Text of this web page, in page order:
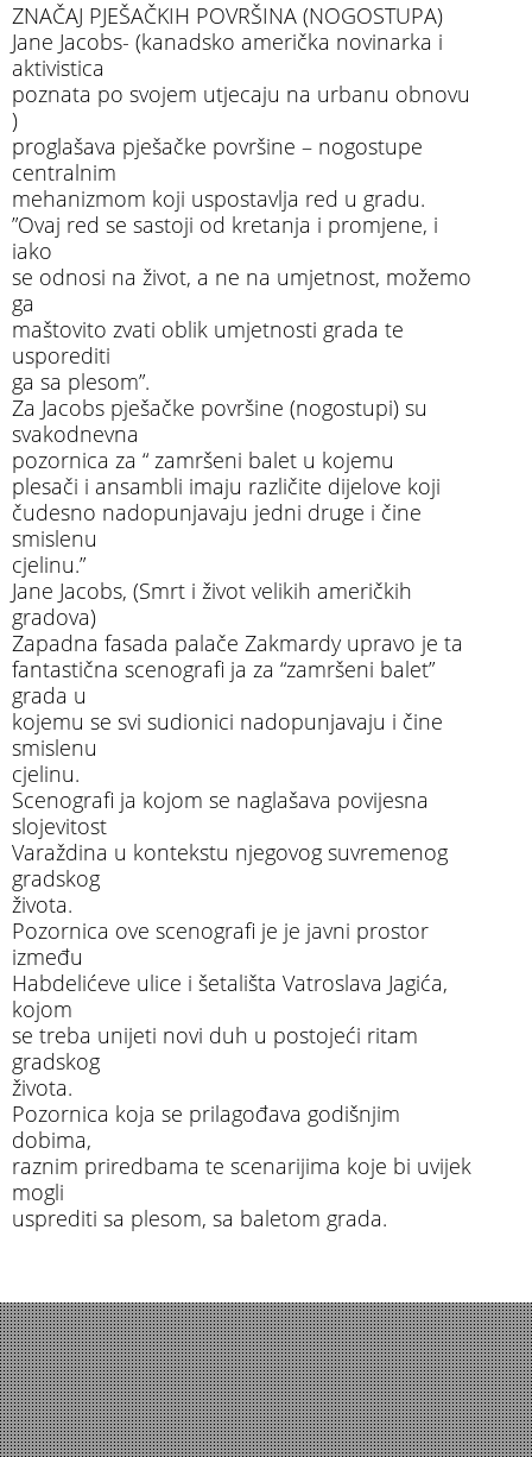
ZNAČAJ PJEŠAČKIH POVRŠINA (NOGOSTUPA)
Jane Jacobs- (kanadsko američka novinarka i
aktivistica
poznata po svojem utjecaju na urbanu obnovu
)
proglašava pješačke površine – nogostupe
centralnim
mehanizmom koji uspostavlja red u gradu.
”Ovaj red se sastoji od kretanja i promjene, i
iako
se odnosi na život, a ne na umjetnost, možemo
ga
maštovito zvati oblik umjetnosti grada te
usporediti
ga sa plesom”.
Za Jacobs pješačke površine (nogostupi) su
svakodnevna
pozornica za “ zamršeni balet u kojemu
plesači i ansambli imaju različite dijelove koji
čudesno nadopunjavaju jedni druge i čine
smislenu
cjelinu.”
Jane Jacobs, (Smrt i život velikih američkih
gradova)
Zapadna fasada palače Zakmardy upravo je ta
fantastična scenografi ja za “zamršeni balet”
grada u
kojemu se svi sudionici nadopunjavaju i čine
smislenu
cjelinu.
Scenografi ja kojom se naglašava povijesna
slojevitost
Varaždina u kontekstu njegovog suvremenog
gradskog
života.
Pozornica ove scenografi je je javni prostor
između
Habdelićeve ulice i šetališta Vatroslava Jagića,
kojom
se treba unijeti novi duh u postojeći ritam
gradskog
života.
Pozornica koja se prilagođava godišnjim
dobima,
raznim priredbama te scenarijima koje bi uvijek
mogli
usprediti sa plesom, sa baletom grada.